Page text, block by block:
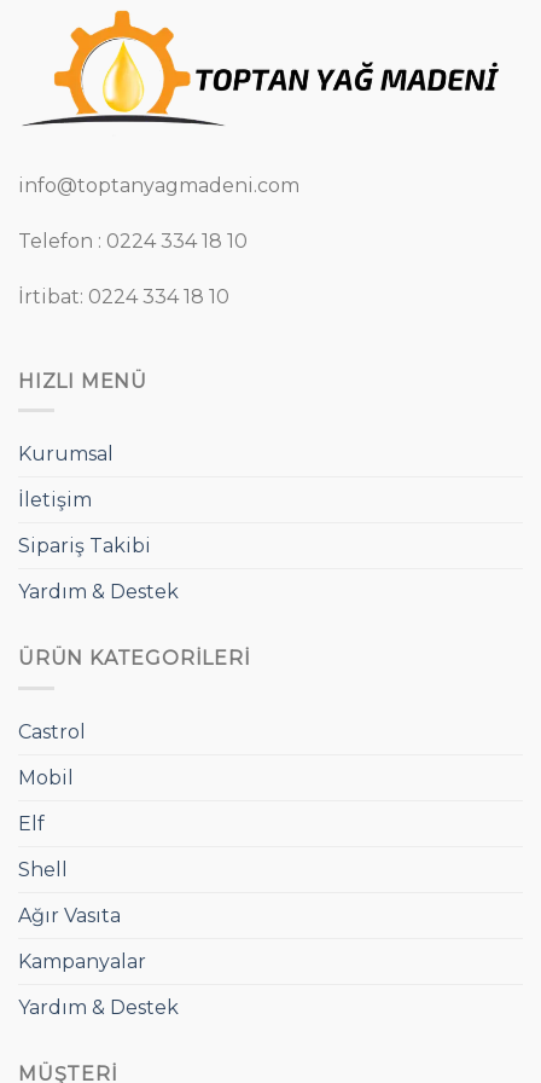
info@toptanyagmadeni.com
Telefon : 0224 334 18 10
İrtibat: 0224 334 18 10
HIZLI MENÜ
Kurumsal
İletişim
Sipariş Takibi
Yardım & Destek
ÜRÜN KATEGORILERI
Castrol
Mobil
Elf
Shell
Ağır Vasıta
Kampanyalar
Yardım & Destek
MÜŞTERI